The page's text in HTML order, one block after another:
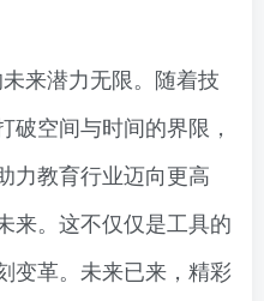
来潜力无限。随着技
破空间与时间的界限，
力教育行业迈向更高
来。这不仅仅是工具的
变革。未来已来，精彩